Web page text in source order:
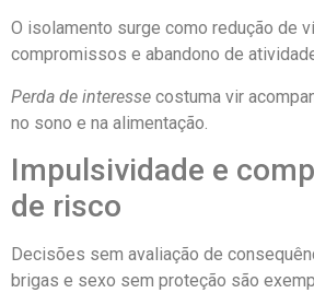
O isolamento surge como redução de
compromissos e abandono de
Perda de interesse costuma vir
no sono e na alimentação.
Impulsividade e
de risco
Decisões sem avaliação de
brigas e sexo sem proteção são